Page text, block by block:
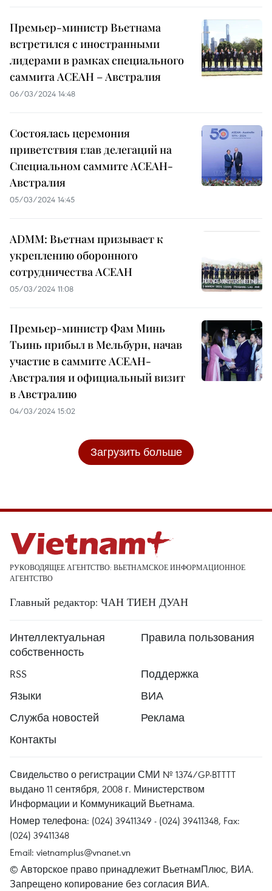
Премьер-министр Вьетнама
встретился с иностранными
лидерами в рамках специального
саммита АСЕАН – Австралия
06/03/2024 14:48
Состоялась церемония
приветствия глав делегаций на
Специальном саммите АСЕАН-
Австралия
05/03/2024 14:45
ADMM: Вьетнам призывает к
укреплению оборонного
сотрудничества АСЕАН
05/03/2024 11:08
Премьер-министр Фам Минь
Тьинь прибыл в Мельбурн, начав
участие в саммите АСЕАН-
Австралия и официальный визит
в Австралию
04/03/2024 15:02
Загрузить больше
РУКОВОДЯЩЕЕ АГЕНТСТВО: ВЬЕТНАМСКОЕ ИНФОРМАЦИОННОЕ
АГЕНТСТВО
Главный редактор: ЧАН ТИЕН ДУАН
Интеллектуальная
собственность
Правила пользования
RSS
Поддержка
Языки
ВИА
Служба новостей
Реклама
Контакты
Свидельство о регистрации СМИ № 1374/GP-BTTTT
выдано 11 сентября, 2008 г. Министерством
Информации и Коммуникаций Вьетнама.
Номер телефона: (024) 39411349 - (024) 39411348, Fax:
(024) 39411348
Email: vietnamplus@vnanet.vn
© Авторское право принадлежит ВьетнамПлюс, ВИА.
Запрещено копирование без согласия ВИА.